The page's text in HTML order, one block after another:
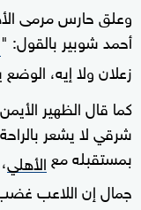
وعلق حارس مرمى
أحمد شوبير بالقول: "
زعلان ولا إيه،
كما قال الظهير
شرقي لا يشعر
بمستقبله مع الأهلي
جمال إن اللاعب